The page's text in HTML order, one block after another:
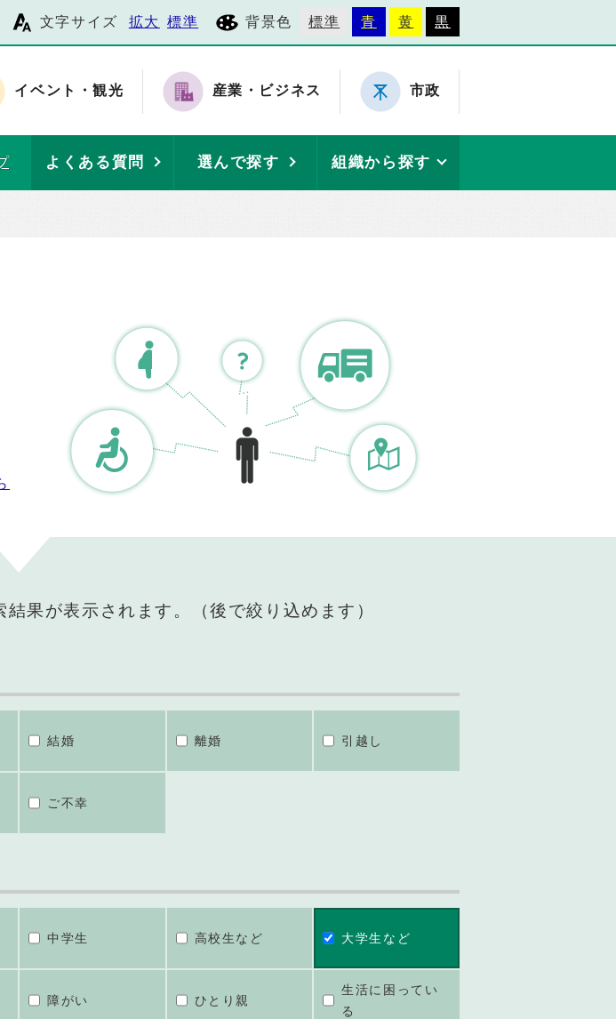
文字サイズ 拡大 標準 背景色 標準 青 黄 黒
イベント・観光 産業・ビジネス 市政
よくある質問 選んで探す 組織から探す
果が表示されます。（後で絞り込めます）
結婚 離婚 引越し
ご不幸
中学生 高校生など 大学生など
障がい ひとり親
生活に困ってい
る